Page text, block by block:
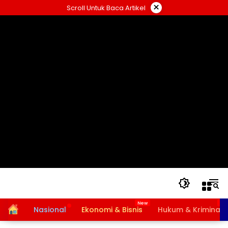
ke
Scroll Untuk Baca Artikel ×
HomeNasional Ekonomi & Bisnis Hukum & Kriminal